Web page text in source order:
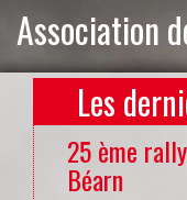
Association
Les
25 ème
Béarn